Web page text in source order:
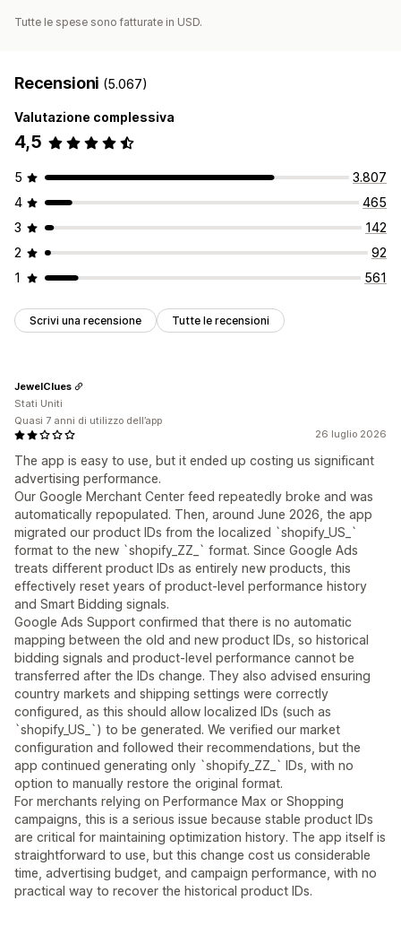
Monitoraggio delle performance
Costo per acquisizione
Tutte le spese sono fatturate in USD.
Recensioni (5.067)
Valutazione complessiva
4,5
5
3.807
4
465
3
142
2
92
1
561
Scrivi una recensione Tutte le recensioni
26 luglio 2026
The app is easy to use, but it ended up costing us significant
advertising performance.
Our Google Merchant Center feed repeatedly broke and was
automatically repopulated. Then, around June 2026, the app
migrated our product IDs from the localized `shopify_US_`
format to the new `shopify_ZZ_` format. Since Google Ads
treats different product IDs as entirely new products, this
effectively reset years of product-level performance history
and Smart Bidding signals.
Google Ads Support confirmed that there is no automatic
mapping between the old and new product IDs, so historical
bidding signals and product-level performance cannot be
transferred after the IDs change. They also advised ensuring
country markets and shipping settings were correctly
configured, as this should allow localized IDs (such as
`shopify_US_`) to be generated. We verified our market
configuration and followed their recommendations, but the
app continued generating only `shopify_ZZ_` IDs, with no
option to manually restore the original format.
For merchants relying on Performance Max or Shopping
campaigns, this is a serious issue because stable product IDs
are critical for maintaining optimization history. The app itself is
straightforward to use, but this change cost us considerable
time, advertising budget, and campaign performance, with no
practical way to recover the historical product IDs.
JewelClues
Stati Uniti
Quasi 7 anni di utilizzo dell’app